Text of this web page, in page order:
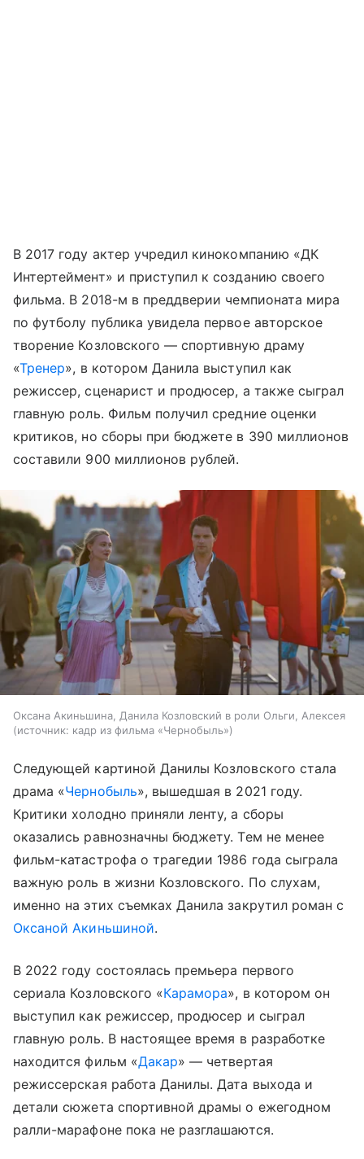
В 2017 году актер учредил кинокомпанию «ДК
Интертеймент» и приступил к созданию своего
фильма. В 2018-м в преддверии чемпионата мира
по футболу публика увидела первое авторское
творение Козловского — спортивную драму
«Тренер», в котором Данила выступил как
режиссер, сценарист и продюсер, а также сыграл
главную роль. Фильм получил средние оценки
критиков, но сборы при бюджете в 390 миллионов
составили 900 миллионов рублей.
Оксана Акиньшина, Данила Козловский в роли Ольги, Алексея
источник: кадр из фильма «Чернобыль»
Следующей картиной Данилы Козловского стала
драма «Чернобыль», вышедшая в 2021 году.
Критики холодно приняли ленту, а сборы
оказались равнозначны бюджету. Тем не менее
фильм-катастрофа о трагедии 1986 года сыграла
важную роль в жизни Козловского. По слухам,
именно на этих съемках Данила закрутил роман с
Оксаной Акиньшиной.
В 2022 году состоялась премьера первого
сериала Козловского «Карамора», в котором он
выступил как режиссер, продюсер и сыграл
главную роль. В настоящее время в разработке
находится фильм «Дакар» — четвертая
режиссерская работа Данилы. Дата выхода и
детали сюжета спортивной драмы о ежегодном
ралли-марафоне пока не разглашаются.